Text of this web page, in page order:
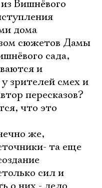
Вишнёвого
дома
сюжетов Дамы
сада,
и
зрителей смех и
пересказов?
что это
же,
та еще
сил и